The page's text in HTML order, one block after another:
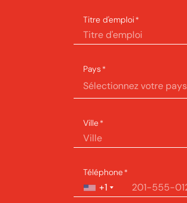
Titre d'emploi*
Pays *
Sélectionnez votre pays
Ville*
Téléphone*
+1